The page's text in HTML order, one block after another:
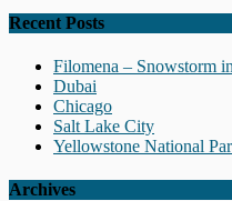
Recent Posts
Filomena – Snowstorm
Dubai
Chicago
Salt Lake City
Yellowstone National
Archives